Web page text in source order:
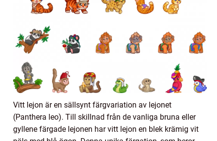
Vitt lejon är en sällsynt färgvariation av lejonet
(Panthera leo). Till skillnad från de vanliga bruna eller
gyllene färgade lejonen har vitt lejon en blek krämig vit